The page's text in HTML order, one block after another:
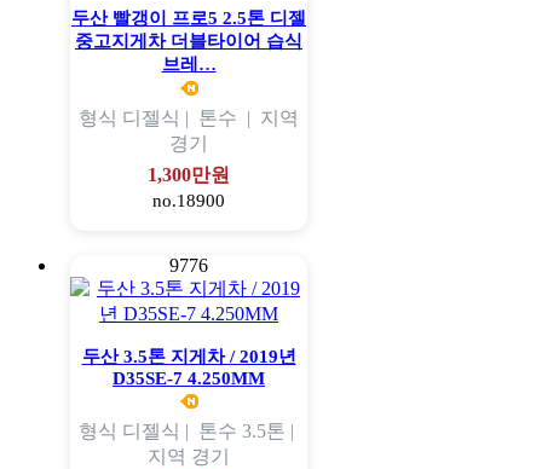
두산 빨갱이 프로5 2.5톤 디젤
중고지게차 더블타이어 습식
브레…
형식 디젤식 | 톤수 | 지역
경기
1,300만원
no.18900
9776
두산 3.5톤 지게차 / 2019년
D35SE-7 4.250MM
형식 디젤식 | 톤수 3.5톤 |
지역 경기